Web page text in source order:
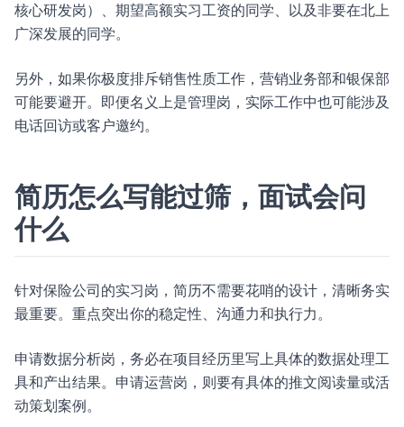
核心研发岗）、期望高额实习工资的同学、以及非要在北上
广深发展的同学。
另外，如果你极度排斥销售性质工作，营销业务部和银保部
可能要避开。即便名义上是管理岗，实际工作中也可能涉及
电话回访或客户邀约。
简历怎么写能过筛，面试会问
什么
针对保险公司的实习岗，简历不需要花哨的设计，清晰务实
最重要。重点突出你的稳定性、沟通力和执行力。
申请数据分析岗，务必在项目经历里写上具体的数据处理工
具和产出结果。申请运营岗，则要有具体的推文阅读量或活
动策划案例。